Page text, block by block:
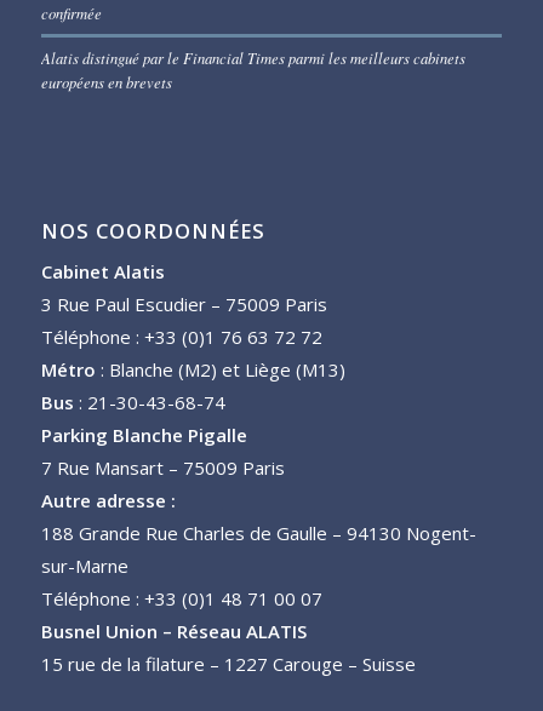
confirmée
Alatis distingué par le Financial Times parmi les meilleurs cabinets
européens en brevets
NOS COORDONNÉES
Cabinet Alatis
3 Rue Paul Escudier – 75009 Paris
Téléphone : +33 (0)1 76 63 72 72
Métro : Blanche (M2) et Liège (M13)
Bus : 21-30-43-68-74
Parking Blanche Pigalle
7 Rue Mansart – 75009 Paris
Autre adresse :
188 Grande Rue Charles de Gaulle – 94130 Nogent-
sur-Marne
Téléphone : +33 (0)1 48 71 00 07
Busnel Union – Réseau ALATIS
15 rue de la filature – 1227 Carouge – Suisse